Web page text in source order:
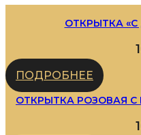
ОТКРЫТКА
ПОДРОБНЕЕ
ОТКРЫТКА РОЗОВАЯ